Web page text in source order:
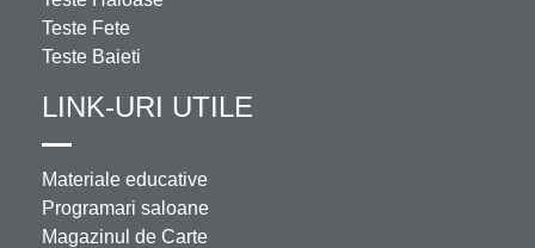
Teste Fete
Teste Baieti
LINK-URI UTILE
Materiale educative
Programari saloane
Magazinul de Carte